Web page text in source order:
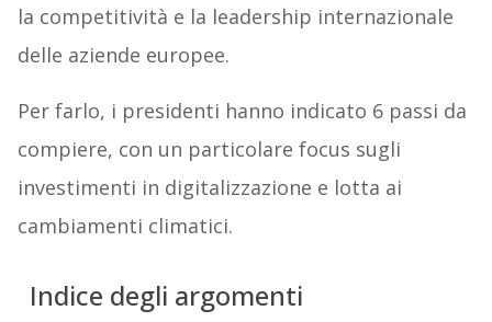
la competitività e la leadership internazionale
delle aziende europee.
Per farlo, i presidenti hanno indicato 6 passi da
compiere, con un particolare focus sugli
investimenti in digitalizzazione e lotta ai
cambiamenti climatici.
Indice degli argomenti